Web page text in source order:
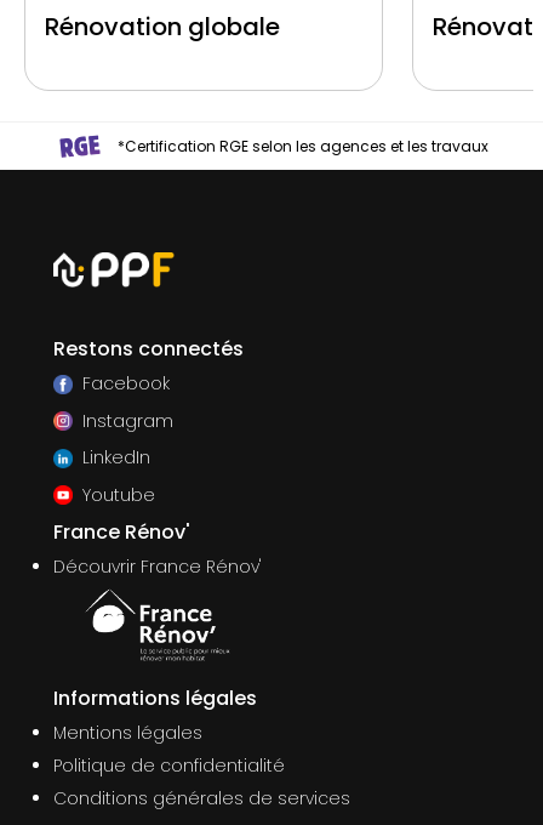
Rénovation globale
*Certification RGE selon les agences et les travaux
Restons connectés
Facebook
Instagram
LinkedIn
Youtube
France Rénov'
Découvrir France Rénov'
Informations légales
Mentions légales
Politique de confidentialité
Conditions générales de services